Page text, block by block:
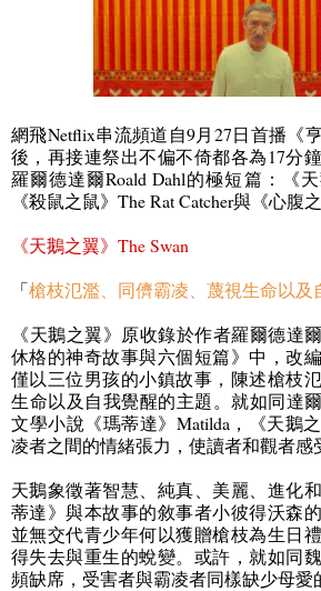
網飛Netflix串流頻道自9月27日首播《
後，再接連祭出不偏不倚都各為17分
羅爾德達爾Roald Dahl的極短篇：《天
《殺鼠之鼠》 The Rat Catcher與《心腹之
《天鵝之翼》 The Swan
「槍枝氾濫、同儕霸凌、蔑視生命以及
《天鵝之翼》原收錄於作者羅爾德達
休格的神奇故事與六個短篇》中，改
僅以三位男孩的小鎮故事，陳述槍枝
生命以及自我覺醒的主題。就如同達爾
文學小說《瑪蒂達》 Matilda ，《天鵝
凌者之間的情緒張力，使讀者和觀者感
天鵝象徵著智慧、純真、美麗、進化
蒂達》與本故事的敘事者小彼得沃森
並無交代青少年何以獲贈槍枝為生日
得失去與重生的蛻變。或許，就如同
頻缺席，受害者與霸凌者同樣缺少母愛